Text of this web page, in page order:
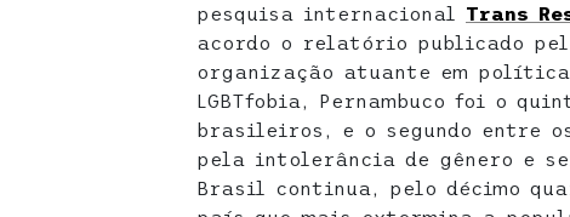
pesquisa internacional Trans
acordo o relatório publicado
organização atuante em
LGBTfobia, Pernambuco foi o
brasileiros, e o segundo entre
pela intolerância de gênero e
Brasil continua, pelo décimo